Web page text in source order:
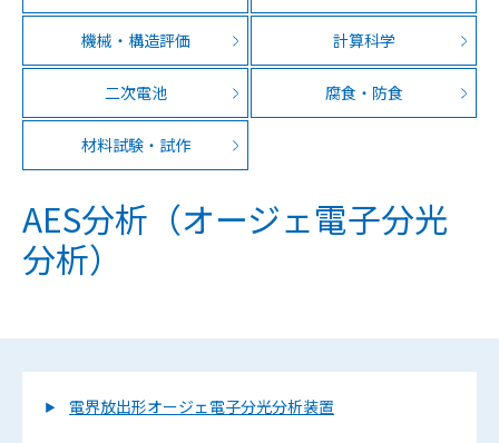
機械・構造評価 計算科学
二次電池 腐食・防食
材料試験・試作
AES分析（オージェ電子分光
分析）
電界放出形オージェ電子分光分析装置